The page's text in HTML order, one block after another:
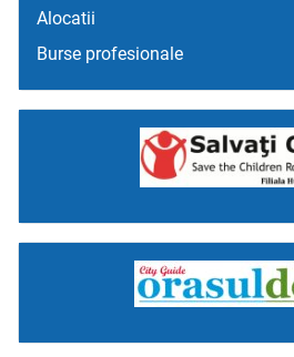
Alocatii
Burse profesionale